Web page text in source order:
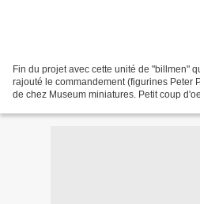
Fin du projet avec cette unité de "billmen"
rajouté le commandement (figurines Peter
de chez Museum miniatures. Petit coup